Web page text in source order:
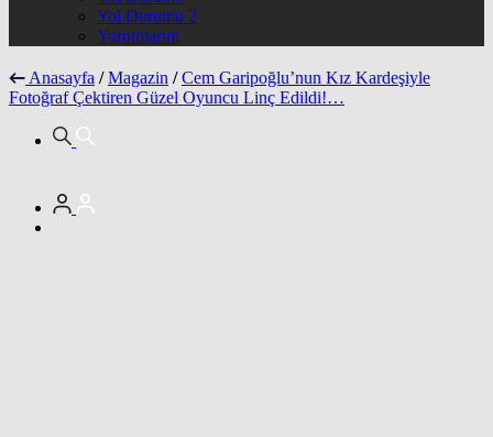
Yol Durumu 2
Yorumlarım
Anasayfa / Magazin / Cem Garipoğlu’nun Kız Kardeşiyle
Fotoğraf Çektiren Güzel Oyuncu Linç Edildi!…